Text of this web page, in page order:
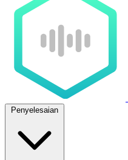
Penyelesaian